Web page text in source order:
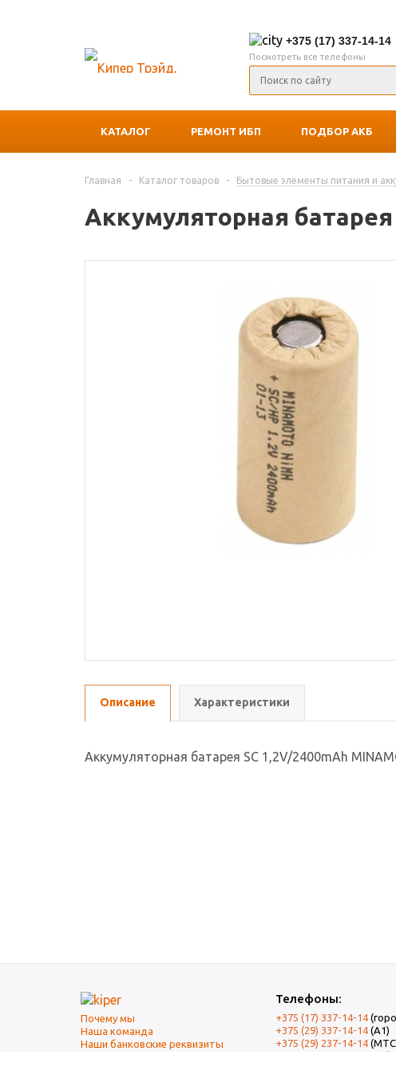
+375 (17) 337-14-14
Посмотреть все телефоны
КАТАЛОГ РЕМОНТ ИБП ПОДБОР АКБ
Главная - Каталог товаров - Бытовые элементы питания и
Аккумуляторная батарея
Описание Характеристики
Аккумуляторная батарея SC 1,2V/2400mAh
Почему мы
Наша команда
Наши банковские реквизиты
Телефоны:
+375 (17) 337-14-14
+375 (29) 337-14-14 (А1)
+375 (29) 237-14-14